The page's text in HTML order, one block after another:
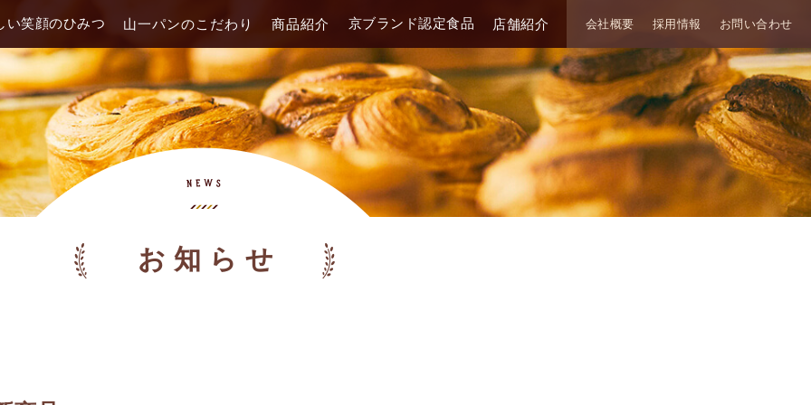
会社概要 採用情報 お問い合わせ
い笑顔のひみつ 山一パンのこだわり 商品紹介 京ブランド認定食品 店舗紹介
お知らせ